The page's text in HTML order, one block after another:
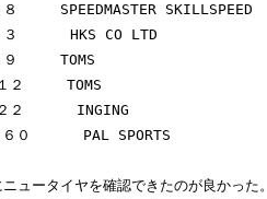
　　　SPEEDMASTER SKILLSPEED
１３      HKS CO LTD
　　　TOMS
　　　TOMS
２２      INGING
０      PAL SPORTS
ュータイヤを確認できたのが良かった。